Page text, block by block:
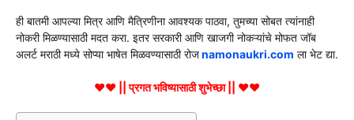
ही बातमी आपल्या मित्र आणि मैत्रिणीना आवश्यक पाठवा, तुमच्या सोबत त्यांनाही
नोकरी मिळण्यासाठी मदत करा. इतर सरकारी आणि खाजगी नोकऱ्यांचे मोफत जॉब
अलर्ट मराठी मध्ये सोप्या भाषेत मिळवण्यासाठी रोजnamonaukri.com ला भेट द्या.
♥♥ || प्रगत भविष्यासाठी शुभेच्छा || ♥♥